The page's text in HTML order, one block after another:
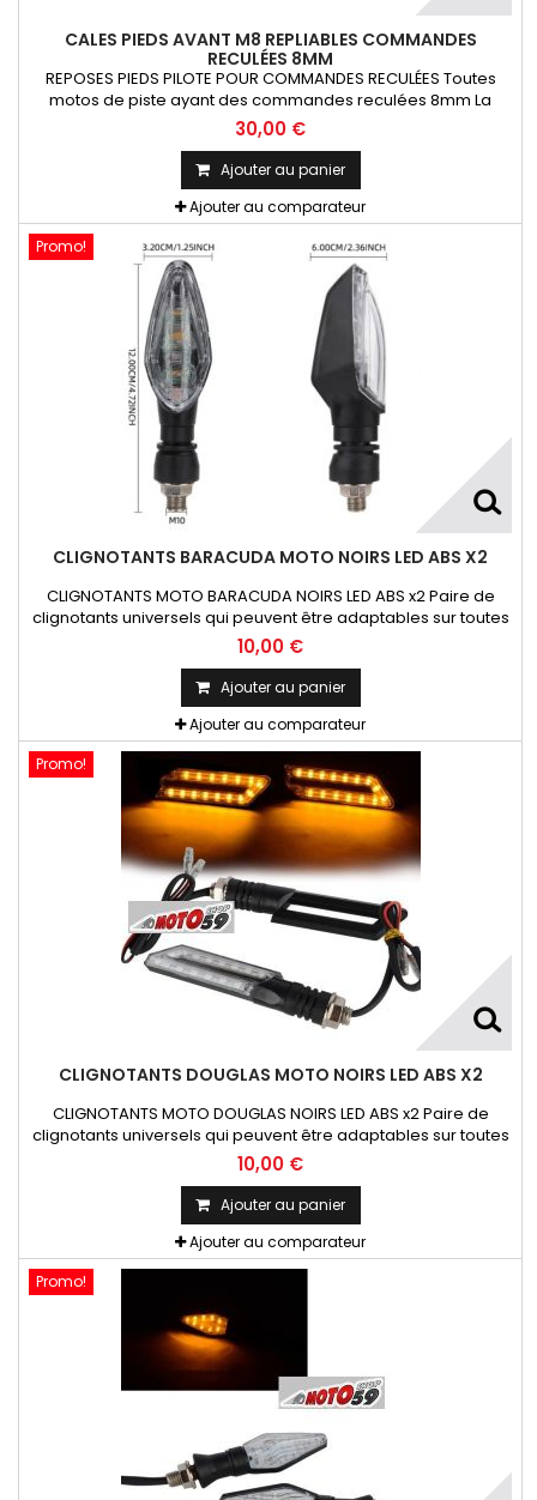
CALES PIEDS AVANT M8 REPLIABLES COMMANDES
RECULÉES 8MM
REPOSES PIEDS PILOTE POUR COMMANDES RECULÉES Toutes
motos de piste ayant des commandes reculées 8mm La
Paire
30,00 €
Ajouter au panier
Ajouter au comparateur
Promo!
CLIGNOTANTS BARACUDA MOTO NOIRS LED ABS X2
CLIGNOTANTS MOTO BARACUDA NOIRS LED ABS x2 Paire de
clignotants universels qui peuvent être adaptables sur toutes
motos ou scooters
10,00 €
Ajouter au panier
Ajouter au comparateur
Promo!
CLIGNOTANTS DOUGLAS MOTO NOIRS LED ABS X2
CLIGNOTANTS MOTO DOUGLAS NOIRS LED ABS x2 Paire de
clignotants universels qui peuvent être adaptables sur toutes
motos ou scooters
10,00 €
Ajouter au panier
Ajouter au comparateur
Promo!